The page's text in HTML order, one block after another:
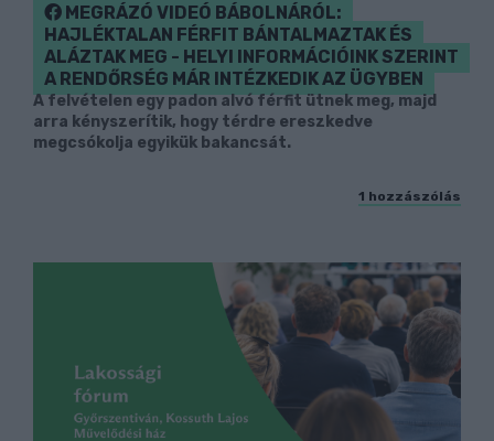
MEGRÁZÓ VIDEÓ BÁBOLNÁRÓL:
HAJLÉKTALAN FÉRFIT BÁNTALMAZTAK ÉS
ALÁZTAK MEG - HELYI INFORMÁCIÓINK SZERINT
A RENDŐRSÉG MÁR INTÉZKEDIK AZ ÜGYBEN
A felvételen egy padon alvó férfit ütnek meg, majd
arra kényszerítik, hogy térdre ereszkedve
megcsókolja egyikük bakancsát.
1 hozzászólás